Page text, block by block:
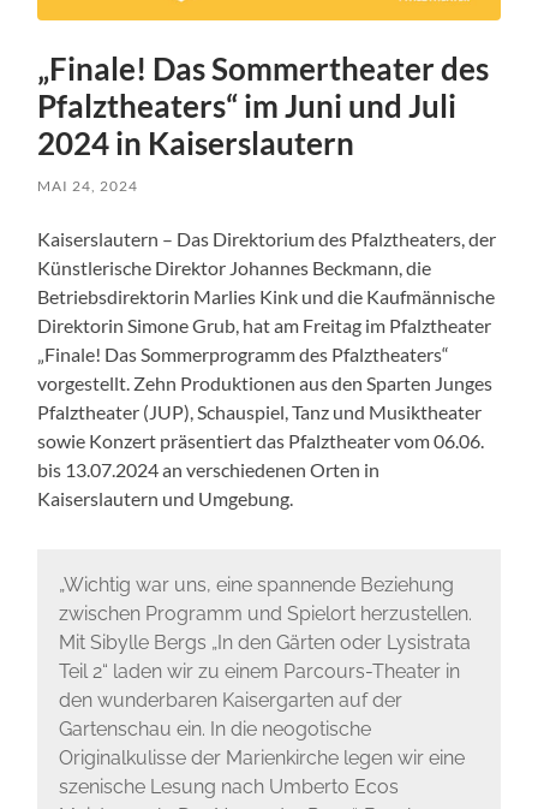
„Finale! Das Sommertheater des
Pfalztheaters“ im Juni und Juli
2024 in Kaiserslautern
MAI 24, 2024
Kaiserslautern – Das Direktorium des Pfalztheaters, der
Künstlerische Direktor Johannes Beckmann, die
Betriebsdirektorin Marlies Kink und die Kaufmännische
Direktorin Simone Grub, hat am Freitag im Pfalztheater
„Finale! Das Sommerprogramm des Pfalztheaters“
vorgestellt. Zehn Produktionen aus den Sparten Junges
Pfalztheater (JUP), Schauspiel, Tanz und Musiktheater
sowie Konzert präsentiert das Pfalztheater vom 06.06.
bis 13.07.2024 an verschiedenen Orten in
Kaiserslautern und Umgebung.
„Wichtig war uns, eine spannende Beziehung
zwischen Programm und Spielort herzustellen.
Mit Sibylle Bergs „In den Gärten oder Lysistrata
Teil 2“ laden wir zu einem Parcours-Theater in
den wunderbaren Kaisergarten auf der
Gartenschau ein. In die neogotische
Originalkulisse der Marienkirche legen wir eine
szenische Lesung nach Umberto Ecos